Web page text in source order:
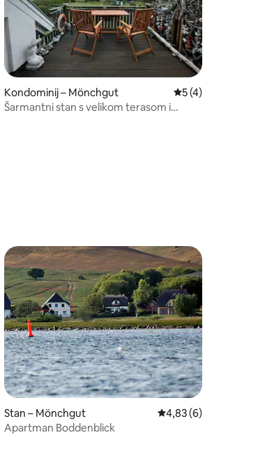
ocjena: 5/5, recenzija: 4
Kondominij – Mönchgut Prosječna
5 (4)
Šarmantni stan s velikom terasom i
4,89/5, recenzija: 27
Stan – Mönchgut Prosječna ocjena:
4,83 (6)
Apartman Boddenblick